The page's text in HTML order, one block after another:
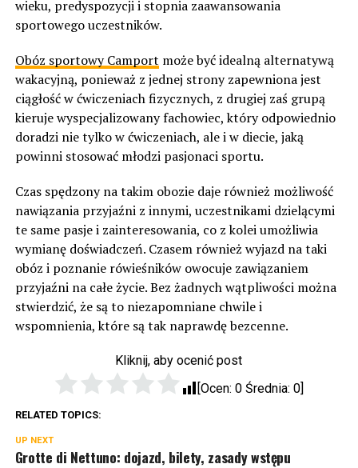
wieku, predyspozycji i stopnia zaawansowania
sportowego uczestników.
Obóz sportowy Camport może być idealną alternatywą
wakacyjną, ponieważ z jednej strony zapewniona jest
ciągłość w ćwiczeniach fizycznych, z drugiej zaś grupą
kieruje wyspecjalizowany fachowiec, który odpowiednio
doradzi nie tylko w ćwiczeniach, ale i w diecie, jaką
powinni stosować młodzi pasjonaci sportu.
Czas spędzony na takim obozie daje również możliwość
nawiązania przyjaźni z innymi, uczestnikami dzielącymi
te same pasje i zainteresowania, co z kolei umożliwia
wymianę doświadczeń. Czasem również wyjazd na taki
obóz i poznanie rówieśników owocuje zawiązaniem
przyjaźni na całe życie. Bez żadnych wątpliwości można
stwierdzić, że są to niezapomniane chwile i
wspomnienia, które są tak naprawdę bezcenne.
Kliknij, aby ocenić post
[Ocen:0 Średnia:0]
RELATED TOPICS:
UP NEXT
Grotte di Nettuno: dojazd, bilety, zasady wstępu